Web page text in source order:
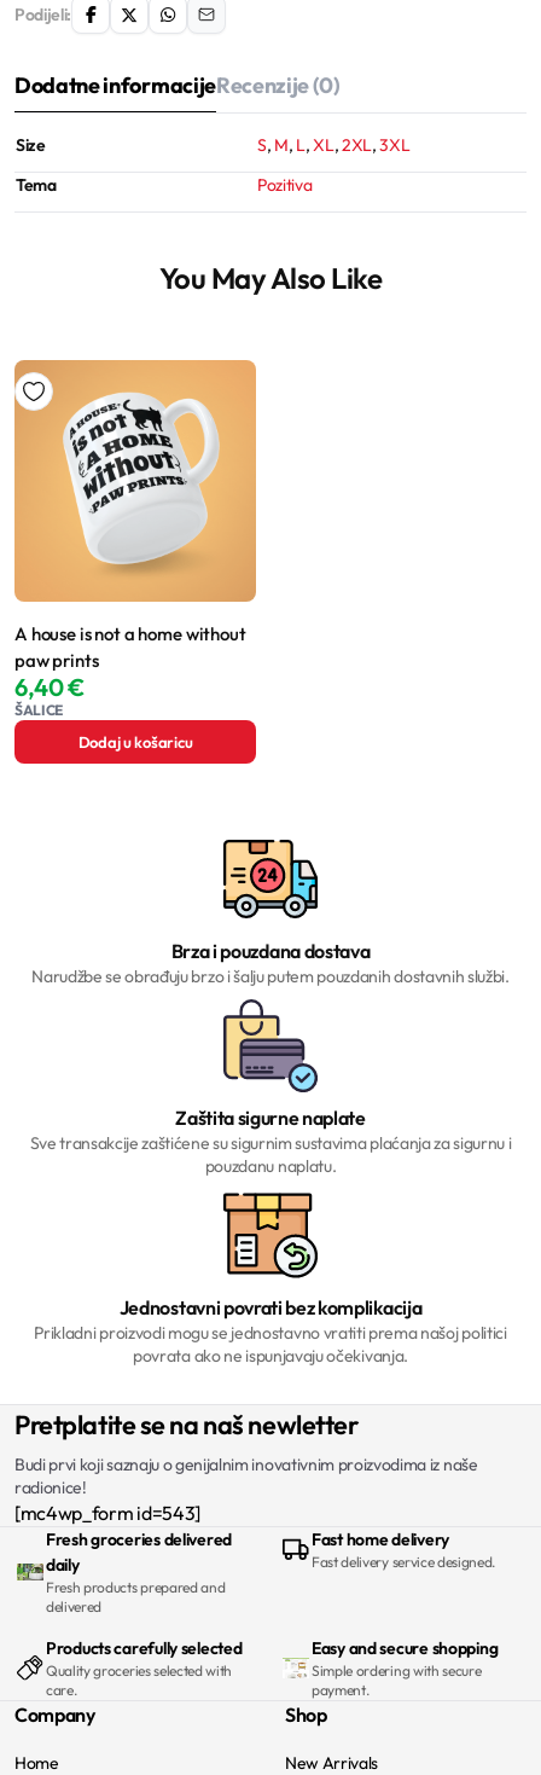
Podijeli:
Dodatne informacijeRecenzije (0)
Size S, M, L,XL,2XL,3XL
Tema
Pozitiva
You May Also Like
A house is not a home without
paw prints
6,40€
ŠALICE
Dodaj u košaricu
Brza i pouzdana dostava
Narudžbe se obrađuju brzo i šalju putem pouzdanih dostavnih službi.
Zaštita sigurne naplate
Sve transakcije zaštićene su sigurnim sustavima plaćanja za sigurnu i
pouzdanu naplatu.
Jednostavni povrati bez komplikacija
Prikladni proizvodi mogu se jednostavno vratiti prema našoj politici
povrata ako ne ispunjavaju očekivanja.
Pretplatite se na naš newletter
Budi prvi koji saznaju o genijalnim inovativnim proizvodima iz naše
radionice!
[mc4wp_form id=543]
Fresh groceries delivered
daily
Fresh products prepared and
delivered
Fast home delivery
Fast delivery service designed.
Products carefully selected
Quality groceries selected with
care.
Easy and secure shopping
Simple ordering with secure
payment.
Company
Home
Shop
New Arrivals